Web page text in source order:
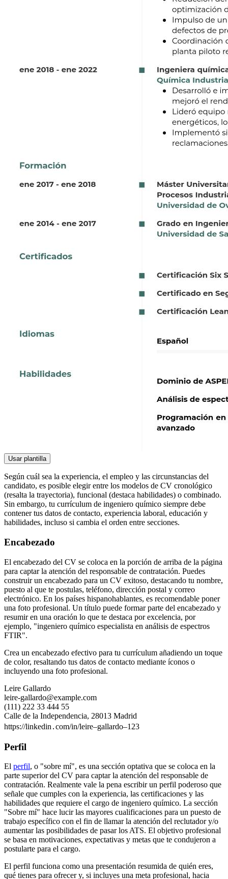
Usar plantilla
Según cuál sea la experiencia, el empleo y las circunstancias del
candidato, es posible elegir entre los modelos de CV cronológico
(resalta la trayectoria), funcional (destaca habilidades) o combinado.
Sin embargo, tu currículum de ingeniero químico siempre debe
contener tus datos de contacto, experiencia laboral, educación y
habilidades, incluso si cambia el orden entre secciones.
Encabezado
El encabezado del CV se coloca en la porción de arriba de la página
para captar la atención del responsable de contratación. Puedes
construir un encabezado para un CV exitoso, destacando tu nombre,
puesto al que te postulas, teléfono, dirección postal y correo
electrónico. En los países hispanohablantes, es recomendable poner
una foto profesional. Un título puede formar parte del encabezado y
resumir en una oración lo que te destaca por excelencia, por
ejemplo, "ingeniero químico especialista en análisis de espectros
FTIR".
Crea un encabezado efectivo para tu currículum añadiendo un toque
de color, resaltando tus datos de contacto mediante íconos o
incluyendo una foto profesional.
Leire Gallardo
leire-gallardo@example.com
(111) 222 33 444 55
Calle de la Independencia, 28013 Madrid
https://linkedin․com/in/leire–gallardo–123
Perfil
El perfil, o "sobre mí", es una sección optativa que se coloca en la
parte superior del CV para captar la atención del responsable de
contratación. Realmente vale la pena escribir un perfil poderoso que
señale que cumples con la experiencia, las certificaciones y las
habilidades que requiere el cargo de ingeniero químico. La sección
"Sobre mí" hace lucir las mayores cualificaciones para un puesto de
trabajo específico con el fin de llamar la atención del reclutador y/o
aumentar las posibilidades de pasar los ATS. El objetivo profesional
se basa en motivaciones, expectativas y metas que te condujeron a
postularte para el cargo.
El perfil funciona como una presentación resumida de quién eres,
qué tienes para ofrecer y, si incluyes una meta profesional, hacia